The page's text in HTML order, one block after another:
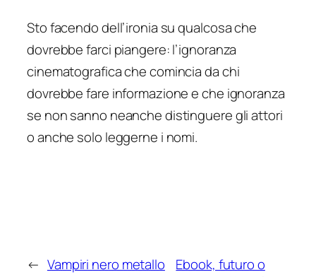
Sto facendo dell’ironia su qualcosa che
dovrebbe farci piangere: l’ignoranza
cinematografica che comincia da chi
dovrebbe fare informazione e che ignoranza
se non sanno neanche distinguere gli attori
o anche solo leggerne i nomi.
← Vampiri nero metallo
Ebook, futuro o